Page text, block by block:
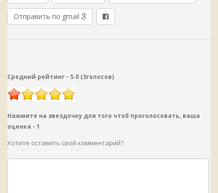
Отправить по gmail
Средний рейтинг - 5.0 (3голосов)
Нажмите на звездочку для того чтоб проголосовать, ваша
оценка - 1
Хотите оставить свой комментарий?